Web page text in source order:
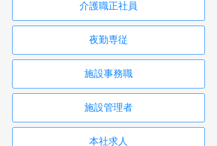
介護職正社員
夜勤専従
施設事務職
施設管理者
本社求人